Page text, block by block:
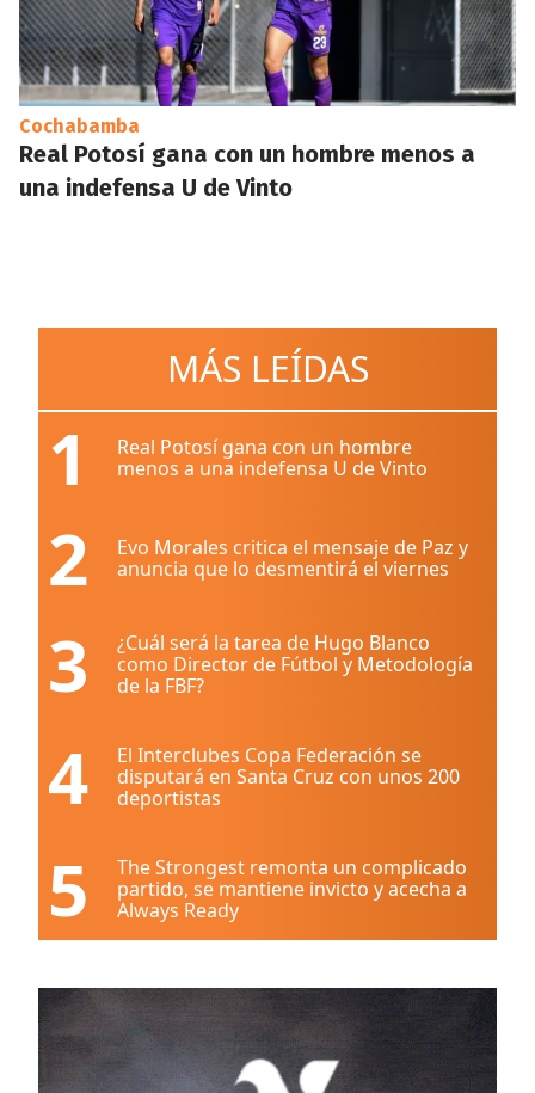
Cochabamba
Real Potosí gana con un hombre menos a
una indefensa U de Vinto
MÁS LEÍDAS
1
Real Potosí gana con un hombre
menos a una indefensa U de Vinto
2
Evo Morales critica el mensaje de Paz y
anuncia que lo desmentirá el viernes
3
¿Cuál será la tarea de Hugo Blanco
como Director de Fútbol y Metodología
de la FBF?
4
El Interclubes Copa Federación se
disputará en Santa Cruz con unos 200
deportistas
5
The Strongest remonta un complicado
partido, se mantiene invicto y acecha a
Always Ready